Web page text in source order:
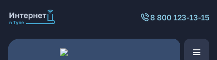
8 800 123-13-15